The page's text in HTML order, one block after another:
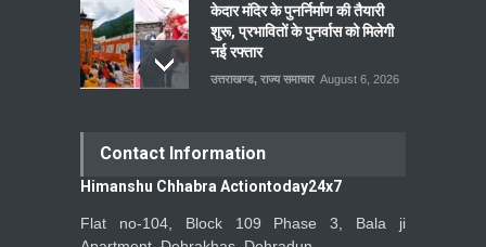
केदार मंदिर के पुनर्निर्माण की तैयारी
शुरू, प्रभावितों के पुनर्वास को मिलेगी
नई रफ्तार
उत्तराखण्ड, राज्य समाचार August 6, 2026
Contact Information
Himanshu Chhabra Actiontoday24x7
Flat no-104, Block 109 Phase 3, Bala ji